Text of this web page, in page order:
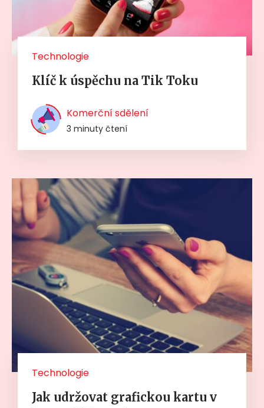
Technologie
Klíč k úspěchu na Tik Toku
Komerční sdělení
3 minuty čtení
Technologie
Jak udržovat grafickou kartu v